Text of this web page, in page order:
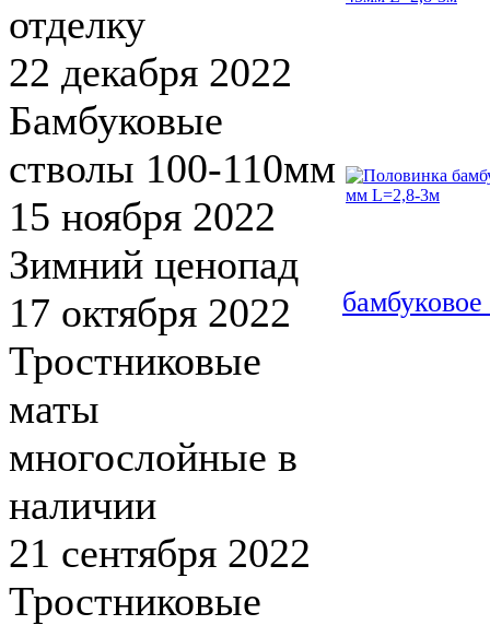
отделку
22 декабря 2022
Бамбуковые
стволы 100-110мм
15 ноября 2022
Зимний ценопад
17 октября 2022
Тростниковые
маты
многослойные в
наличии
21 сентября 2022
Тростниковые